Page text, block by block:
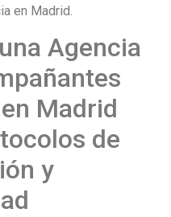
en Madrid.
Agencia
Madrid
de
y